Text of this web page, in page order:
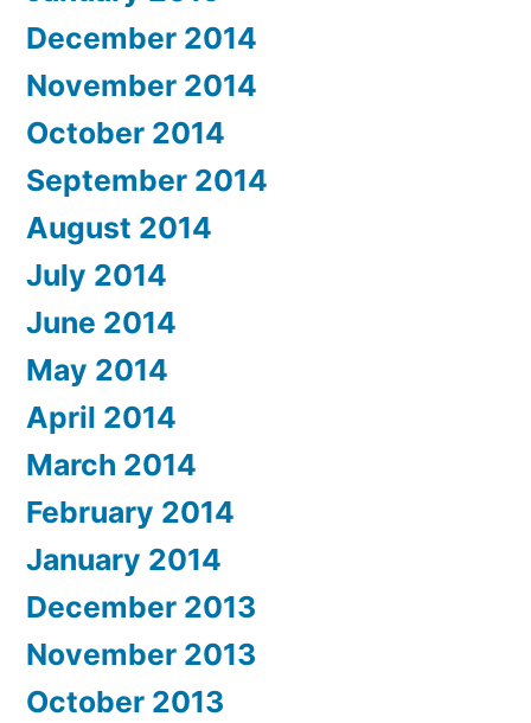
December 2014
November 2014
October 2014
September 2014
August 2014
July 2014
June 2014
May 2014
April 2014
March 2014
February 2014
January 2014
December 2013
November 2013
October 2013